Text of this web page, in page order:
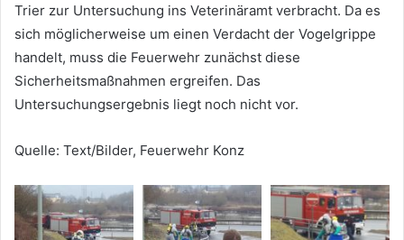
Trier zur Untersuchung ins Veterinäramt verbracht. Da es
sich möglicherweise um einen Verdacht der Vogelgrippe
handelt, muss die Feuerwehr zunächst diese
Sicherheitsmaßnahmen ergreifen. Das
Untersuchungsergebnis liegt noch nicht vor.
Quelle: Text/Bilder, Feuerwehr Konz